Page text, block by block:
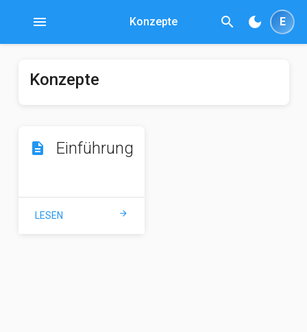
menu Konzepte search dark_mode E
Konzepte
description Einführung
LESEN arrow_forward